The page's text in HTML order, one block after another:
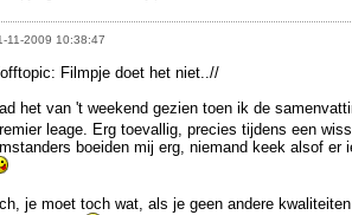
11-2009 10:38:47
Filmpje doet het niet..//
het van 't weekend gezien toen ik de
leage. Erg toevallig, precies tijdens een
boeiden mij erg, niemand keek alsof er
je moet toch wat, als je geen andere